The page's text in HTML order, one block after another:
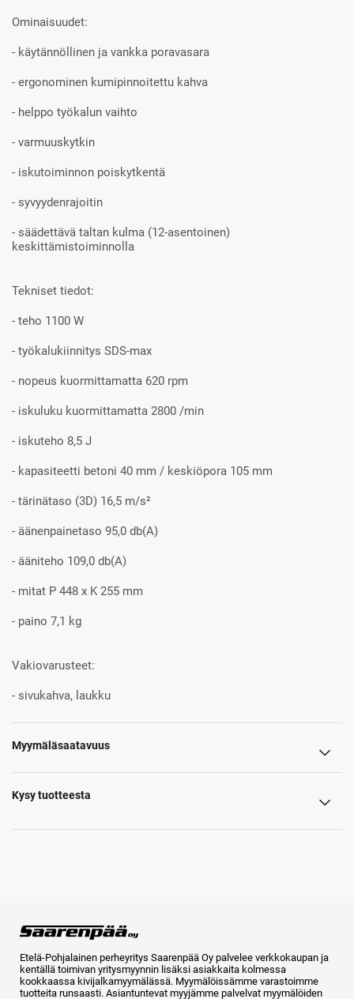
Ominaisuudet:
- käytännöllinen ja vankka poravasara
- ergonominen kumipinnoitettu kahva
- helppo työkalun vaihto
- varmuuskytkin
- iskutoiminnon poiskytkentä
- syvyydenrajoitin
- säädettävä taltan kulma (12-asentoinen)
keskittämistoiminnolla
Tekniset tiedot:
- teho 1100 W
- työkalukiinnitys SDS-max
- nopeus kuormittamatta 620 rpm
- iskuluku kuormittamatta 2800 /min
- iskuteho 8,5 J
- kapasiteetti betoni 40 mm / keskiöpora 105 mm
- tärinätaso (3D) 16,5 m/s²
- äänenpainetaso 95,0 db(A)
- ääniteho 109,0 db(A)
- mitat P 448 x K 255 mm
- paino 7,1 kg
Vakiovarusteet:
- sivukahva, laukku
Myymäläsaatavuus
Kysy tuotteesta
Etelä-Pohjalainen perheyritys Saarenpää Oy palvelee verkkokaupan ja
kentällä toimivan yritysmyynnin lisäksi asiakkaita kolmessa
kookkaassa kivijalkamyymälässä. Myymälöissämme varastoimme
tuotteita runsaasti. Asiantuntevat myyjämme palvelvat myymälöiden